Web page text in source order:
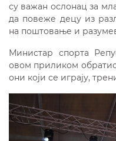
су важан ослонац за
да повеже децу из
на поштовање и
Министар спорта
овом приликом
они који се играју,